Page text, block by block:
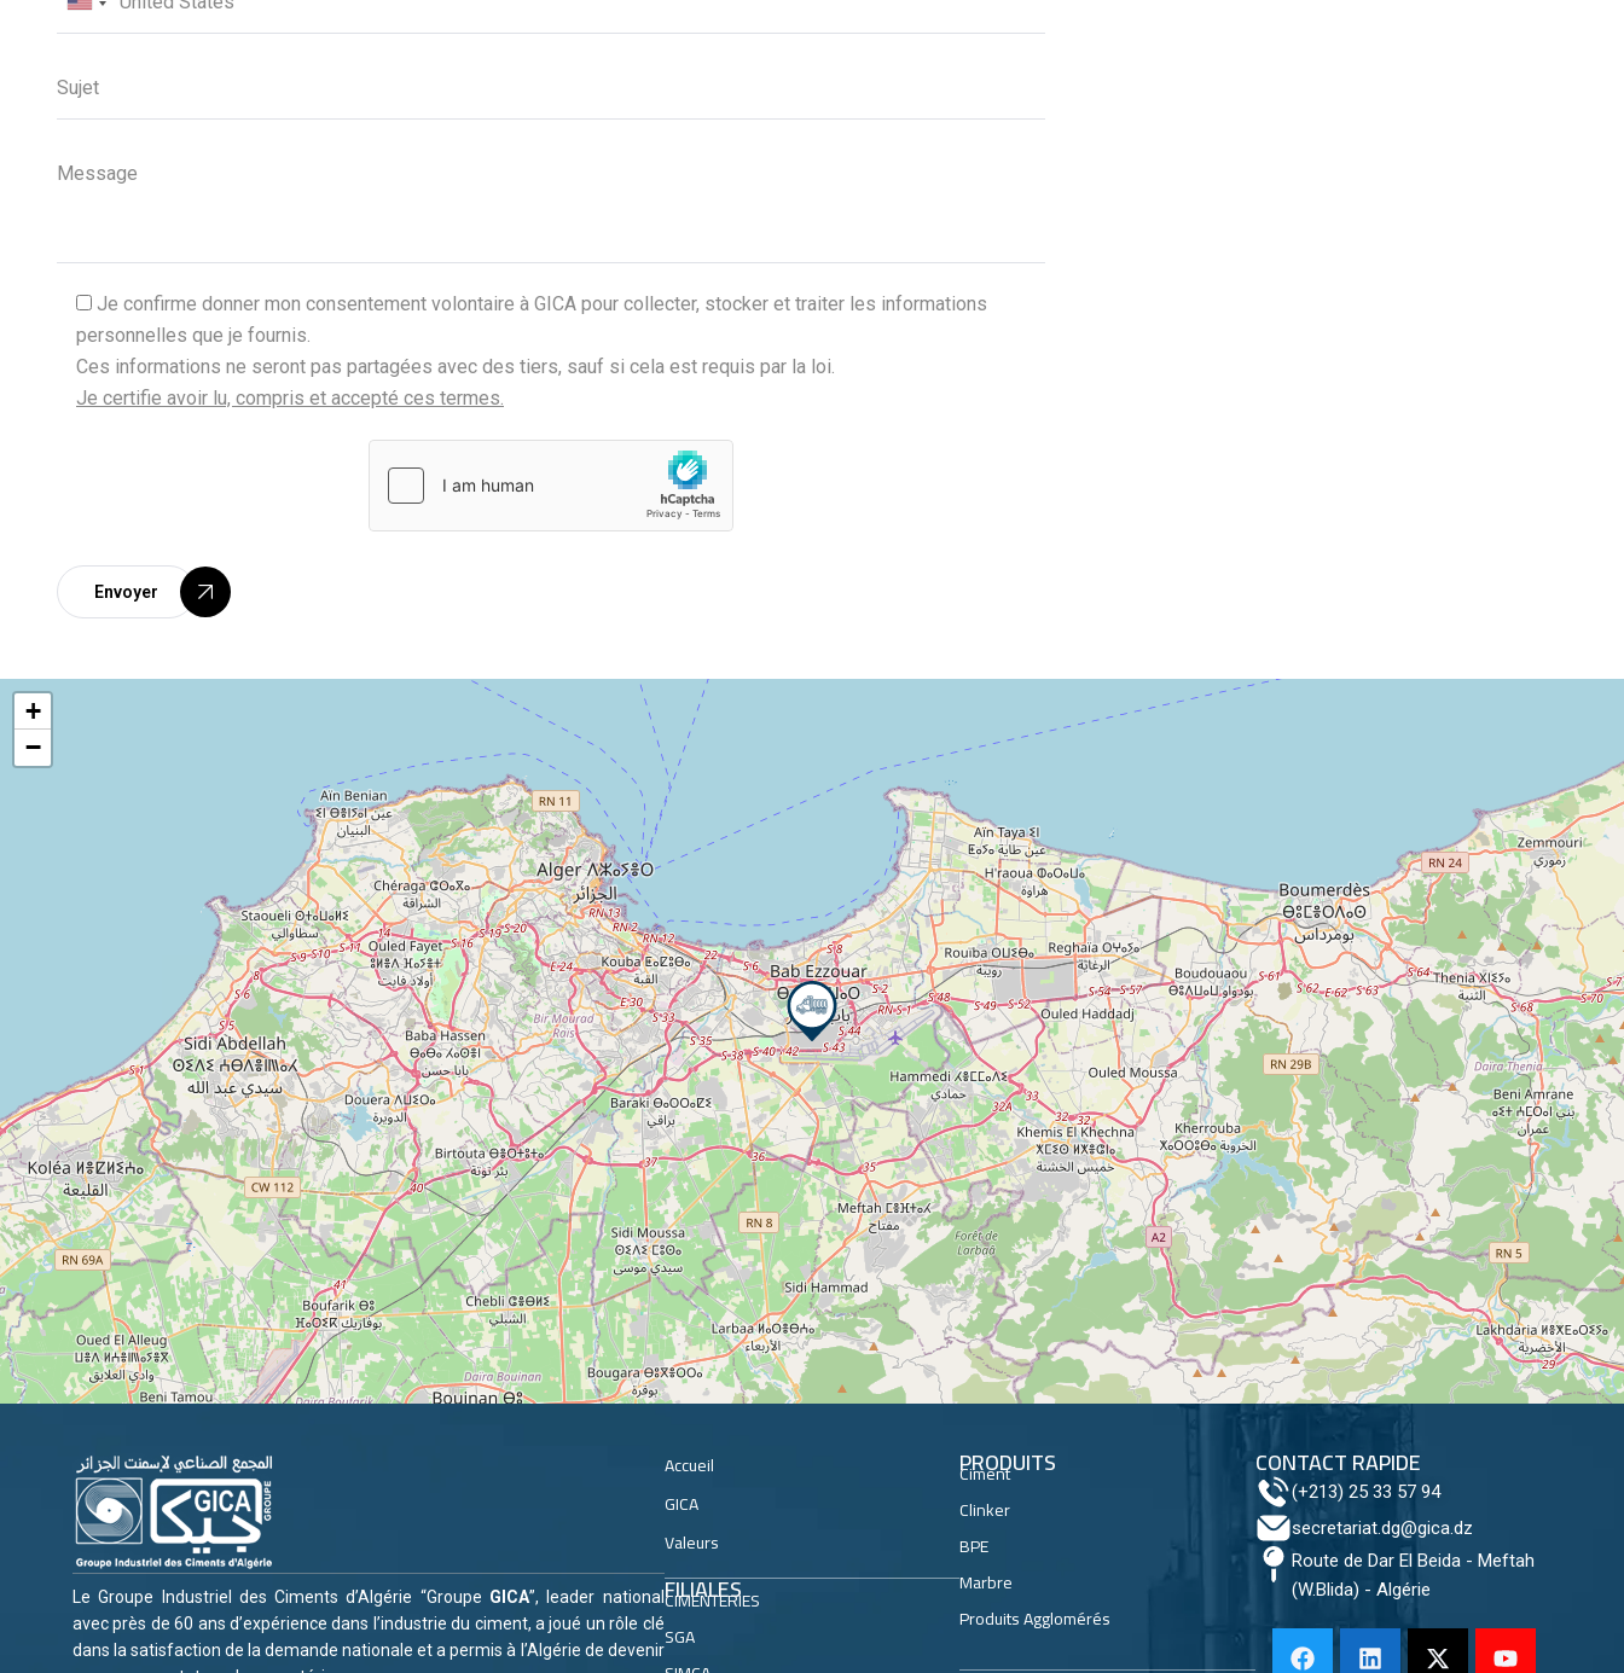
i
f
i
l
Je confirme donner mon consentement volontaire à GICA pour collecter, stocker et traiter les informations
personnelles que je fournis.
Ces informations ne seront pas partagées avec des tiers, sauf si cela est requis par la loi.
Je certifie avoir lu, compris et accepté ces termes.
Envoyer
+
−
Le Groupe Industriel des Ciments d’Algérie “Groupe GICA”, leader national
avec près de 60 ans d’expérience dans l’industrie du ciment, a joué un rôle clé
dans la satisfaction de la demande nationale et a permis à l’Algérie de devenir
Accueil
GICA
Valeurs
FILIALES
CIMENTERIES
SGA
PRODUITS
Ciment
Clinker
BPE
Marbre
Produits Agglomérés
CONTACT RAPIDE
(+213) 25 33 57 94
secretariat.dg@gica.dz
Route de Dar El Beida - Meftah
(W.Blida) - Algérie